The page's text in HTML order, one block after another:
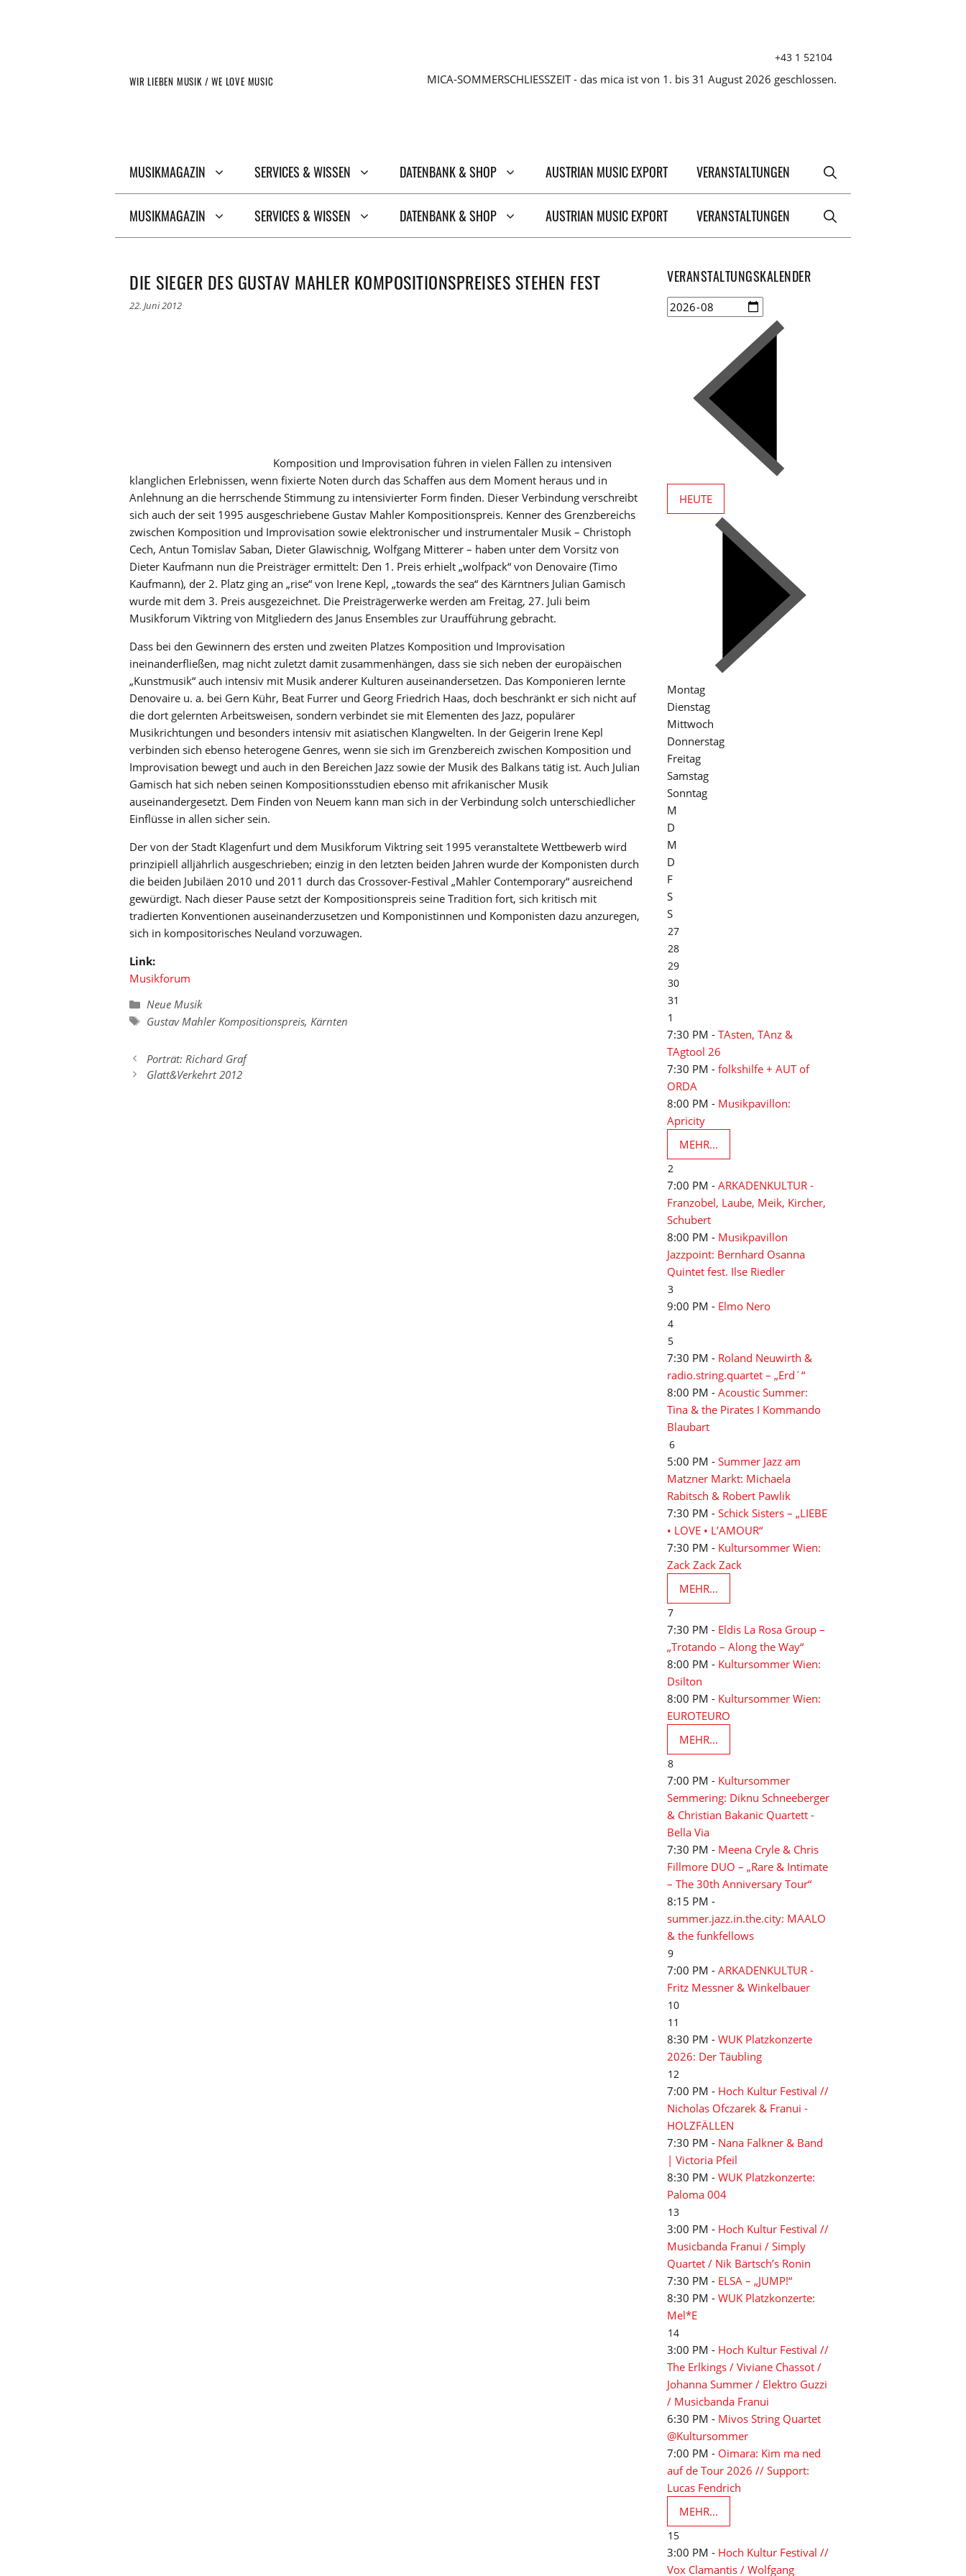
+43 1 52104
WIR LIEBEN MUSIK / WE LOVE MUSIC MICA-SOMMERSCHLIESSZEIT - das mica ist von 1. bis 31 August 2026 geschlossen.
MUSIKMAGAZIN SERVICES & WISSEN DATENBANK & SHOP AUSTRIAN MUSIC EXPORT VERANSTALTUNGEN
MUSIKMAGAZIN SERVICES & WISSEN DATENBANK & SHOP AUSTRIAN MUSIC EXPORT VERANSTALTUNGEN
DIE SIEGER DES GUSTAV MAHLER KOMPOSITIONSPREISES STEHEN FEST
22. Juni 2012
Komposition und Improvisation führen in vielen Fällen zu intensiven
klanglichen Erlebnissen, wenn fixierte Noten durch das Schaffen aus dem Moment heraus und in
Anlehnung an die herrschende Stimmung zu intensivierter Form finden. Dieser Verbindung verschreibt
sich auch der seit 1995 ausgeschriebene Gustav Mahler Kompositionspreis. Kenner des Grenzbereichs
zwischen Komposition und Improvisation sowie elektronischer und instrumentaler Musik – Christoph
Cech, Antun Tomislav Saban, Dieter Glawischnig, Wolfgang Mitterer – haben unter dem Vorsitz von
Dieter Kaufmann nun die Preisträger ermittelt: Den 1. Preis erhielt „wolfpack“ von Denovaire (Timo
Kaufmann), der 2. Platz ging an „rise“ von Irene Kepl, „towards the sea“ des Kärntners Julian Gamisch
wurde mit dem 3. Preis ausgezeichnet. Die Preisträgerwerke werden am Freitag, 27. Juli beim
Musikforum Viktring von Mitgliedern des Janus Ensembles zur Uraufführung gebracht.
Dass bei den Gewinnern des ersten und zweiten Platzes Komposition und Improvisation
ineinanderfließen, mag nicht zuletzt damit zusammenhängen, dass sie sich neben der europäischen
„Kunstmusik“ auch intensiv mit Musik anderer Kulturen auseinandersetzen. Das Komponieren lernte
Denovaire u. a. bei Gern Kühr, Beat Furrer und Georg Friedrich Haas, doch beschränkt er sich nicht auf
die dort gelernten Arbeitsweisen, sondern verbindet sie mit Elementen des Jazz, populärer
Musikrichtungen und besonders intensiv mit asiatischen Klangwelten. In der Geigerin Irene Kepl
verbinden sich ebenso heterogene Genres, wenn sie sich im Grenzbereich zwischen Komposition und
Improvisation bewegt und auch in den Bereichen Jazz sowie der Musik des Balkans tätig ist. Auch Julian
Gamisch hat sich neben seinen Kompositionsstudien ebenso mit afrikanischer Musik
auseinandergesetzt. Dem Finden von Neuem kann man sich in der Verbindung solch unterschiedlicher
Einflüsse in allen sicher sein.
Der von der Stadt Klagenfurt und dem Musikforum Viktring seit 1995 veranstaltete Wettbewerb wird
prinzipiell alljährlich ausgeschrieben; einzig in den letzten beiden Jahren wurde der Komponisten durch
die beiden Jubiläen 2010 und 2011 durch das Crossover-Festival „Mahler Contemporary“ ausreichend
gewürdigt. Nach dieser Pause setzt der Kompositionspreis seine Tradition fort, sich kritisch mit
tradierten Konventionen auseinanderzusetzen und Komponistinnen und Komponisten dazu anzuregen,
sich in kompositorisches Neuland vorzuwagen.
Link:
Musikforum
Kategorien
Neue Musik
Schlagwörter
Gustav Mahler Kompositionspreis, Kärnten
Porträt: Richard Graf
Glatt&Verkehrt 2012
VERANSTALTUNGSKALENDER
HEUTE
Montag
Dienstag
Mittwoch
Donnerstag
Freitag
Samstag
Sonntag
M
D
M
D
F
S
S
27
28
29
30
31
1
7:30 PM - TAsten, TAnz &
TAgtool 26
7:30 PM - folkshilfe + AUT of
ORDA
8:00 PM - Musikpavillon:
Apricity
MEHR...
2
7:00 PM - ARKADENKULTUR -
Franzobel, Laube, Meik, Kircher,
Schubert
8:00 PM - Musikpavillon
Jazzpoint: Bernhard Osanna
Quintet fest. Ilse Riedler
3
9:00 PM - Elmo Nero
4
5
7:30 PM - Roland Neuwirth &
radio.string.quartet – „Erd´“
8:00 PM - Acoustic Summer:
Tina & the Pirates I Kommando
Blaubart
6
5:00 PM - Summer Jazz am
Matzner Markt: Michaela
Rabitsch & Robert Pawlik
7:30 PM - Schick Sisters – „LIEBE
• LOVE • L’AMOUR“
7:30 PM - Kultursommer Wien:
Zack Zack Zack
MEHR...
7
7:30 PM - Eldis La Rosa Group –
„Trotando – Along the Way“
8:00 PM - Kultursommer Wien:
Dsilton
8:00 PM - Kultursommer Wien:
EUROTEURO
MEHR...
8
7:00 PM - Kultursommer
Semmering: Diknu Schneeberger
& Christian Bakanic Quartett -
Bella Via
7:30 PM - Meena Cryle & Chris
Fillmore DUO – „Rare & Intimate
– The 30th Anniversary Tour“
8:15 PM -
summer.jazz.in.the.city: MAALO
& the funkfellows
9
7:00 PM - ARKADENKULTUR -
Fritz Messner & Winkelbauer
10
11
8:30 PM - WUK Platzkonzerte
2026: Der Täubling
12
7:00 PM - Hoch Kultur Festival //
Nicholas Ofczarek & Franui -
HOLZFÄLLEN
7:30 PM - Nana Falkner & Band
| Victoria Pfeil
8:30 PM - WUK Platzkonzerte:
Paloma 004
13
3:00 PM - Hoch Kultur Festival //
Musicbanda Franui / Simply
Quartet / Nik Bärtsch’s Ronin
7:30 PM - ELSA – „JUMP!“
8:30 PM - WUK Platzkonzerte:
Mel*E
14
3:00 PM - Hoch Kultur Festival //
The Erlkings / Viviane Chassot /
Johanna Summer / Elektro Guzzi
/ Musicbanda Franui
6:30 PM - Mivos String Quartet
@Kultursommer
7:00 PM - Oimara: Kim ma ned
auf de Tour 2026 // Support:
Lucas Fendrich
MEHR...
15
3:00 PM - Hoch Kultur Festival //
Vox Clamantis / Wolfgang